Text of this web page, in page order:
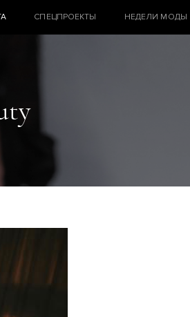
СПЕЦПРОЕКТЫ НЕДЕЛИ МОДЫ